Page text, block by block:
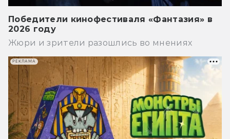
Победители кинофестиваля «Фантазия» в
2026 году
Жюри и зрители разошлись во мнениях
РЕКЛАМА